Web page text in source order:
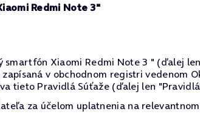
Redmi Note 3"
Xiaomi Redmi Note 3 " (ďalej
v obchodnom registri vedenom
tieto Pravidlá Súťaže (ďalej len
za účelom uplatnenia na